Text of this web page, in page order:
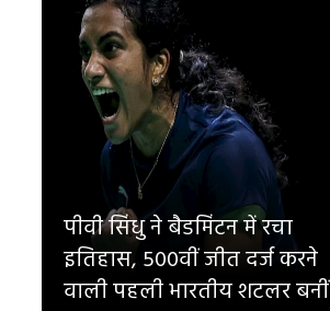
पीवी सिंधु ने बैडमिंटन में रचा
इतिहास, 500वीं जीत दर्ज करने
वाली पहली भारतीय शटलर बनीं